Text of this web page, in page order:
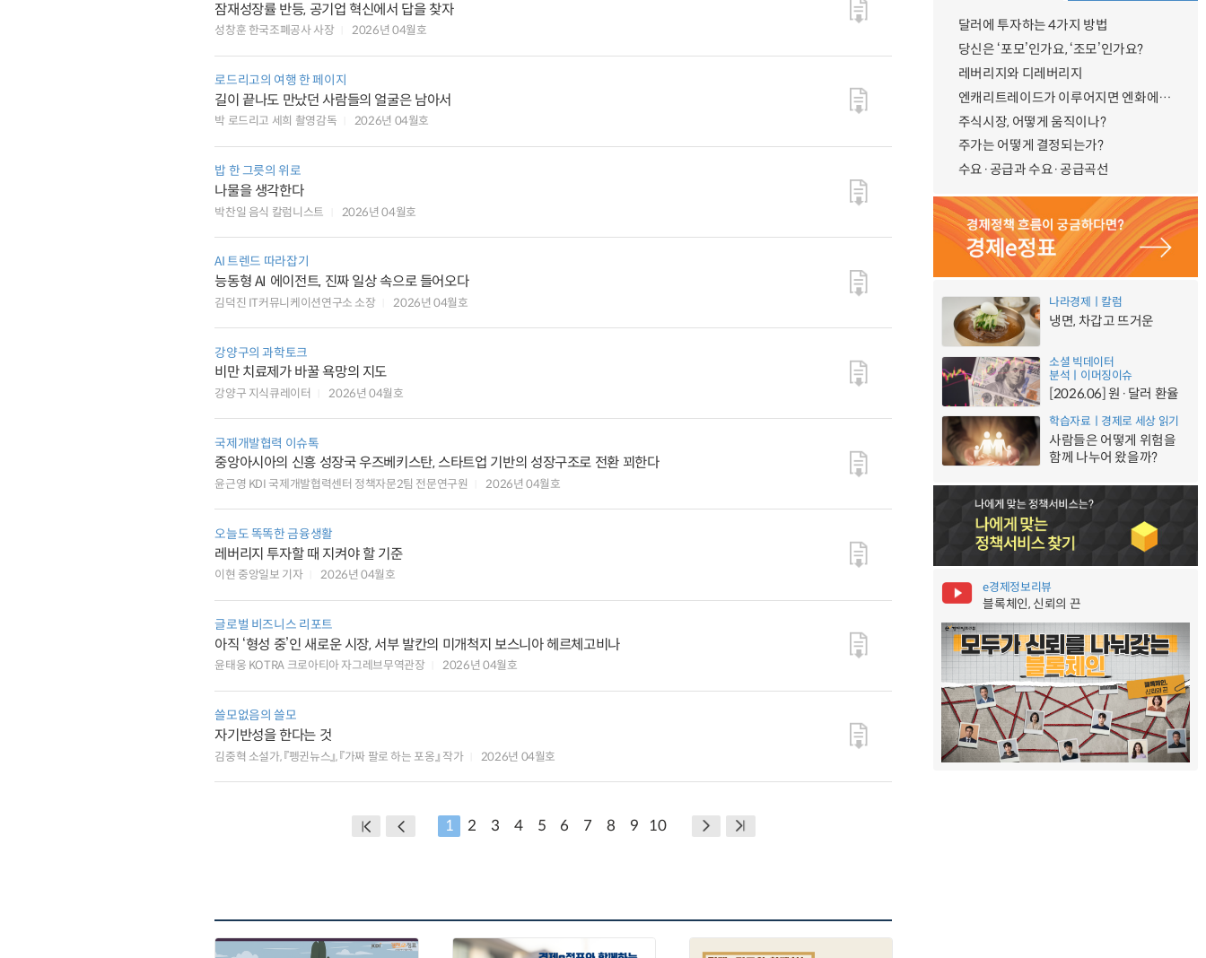
잠재성장률 반등, 공기업 혁신에서 답을 찾자
성창훈 한국조폐공사 사장 2026년 04월호
로드리고의 여행 한 페이지
길이 끝나도 만났던 사람들의 얼굴은 남아서
박 로드리고 세희 촬영감독 2026년 04월호
밥 한 그릇의 위로
나물을 생각한다
박찬일 음식 칼럼니스트 2026년 04월호
AI 트렌드 따라잡기
능동형 AI 에이전트, 진짜 일상 속으로 들어오다
김덕진 IT커뮤니케이션연구소 소장 2026년 04월호
강양구의 과학토크
비만 치료제가 바꿀 욕망의 지도
강양구 지식큐레이터 2026년 04월호
국제개발협력 이슈톡
중앙아시아의 신흥 성장국 우즈베키스탄, 스타트업 기반의 성장구조로 전환 꾀한다
윤근영 KDI 국제개발협력센터 정책자문2팀 전문연구원 2026년 04월호
오늘도 똑똑한 금융생활
레버리지 투자할 때 지켜야 할 기준
이현 중앙일보 기자 2026년 04월호
글로벌 비즈니스 리포트
아직 ‘형성 중’인 새로운 시장, 서부 발칸의 미개척지 보스니아 헤르체고비나
윤태웅 KOTRA 크로아티아 자그레브무역관장 2026년 04월호
쓸모없음의 쓸모
자기반성을 한다는 것
김중혁 소설가, 『펭귄뉴스』, 『가짜 팔로 하는 포옹』 작가 2026년 04월호
1 2 3 4 5 6 7 8 9 10
달러에 투자하는 4가지 방법
당신은 ‘포모’인가요, ‘조모’인가요?
레버리지와 디레버리지
엔캐리트레이드가 이루어지면 엔화에 대한 수요가 증가하지 않나요?
주식시장, 어떻게 움직이나?
주가는 어떻게 결정되는가?
수요·공급과 수요·공급곡선
나라경제ㅣ칼럼
냉면, 차갑고 뜨거운
소셜 빅데이터
분석ㅣ이머징이슈
[2026.06] 원·달러 환율
학습자료ㅣ경제로 세상 읽기
사람들은 어떻게 위험을
함께 나누어 왔을까?
e경제정보리뷰
블록체인, 신뢰의 끈